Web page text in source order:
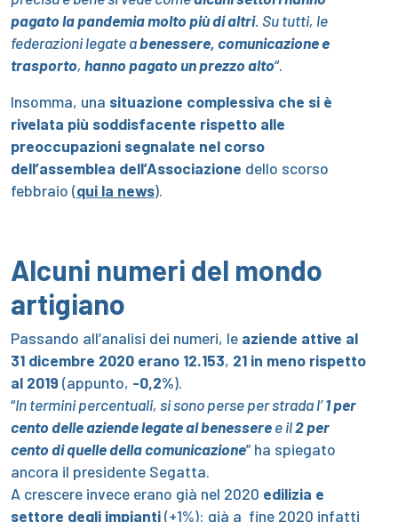
pagato la pandemia molto più di altri. Su tutti, le
federazioni legate abenessere, comunicazione e
trasporto, hanno pagato un prezzo alto“.
Insomma, una situazione complessiva che si è
rivelata più soddisfacente rispetto alle
preoccupazioni segnalate nel corso
dell’assemblea dell’Associazione dello scorso
febbraio (qui la news).
Alcuni numeri del mondo
artigiano
Passando all’analisi dei numeri, le aziende attive al
31 dicembre 2020 erano 12.153, 21 in meno rispetto
al 2019 (­appunto, -0,2%).
“In termini percentuali, si sono perse per strada l’1 per
cento delle aziende legate al benesseree il2 per
cento di quelle della comunicazione” ha spiegato
ancora il presidente Segatta.
A crescere invece erano già nel 2020 edilizia e
settore degli impianti(+1%): già a fine 2020 infatti